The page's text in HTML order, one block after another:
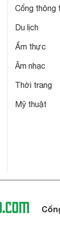
Cổng thông
Du lịch
Ẩm thực
Âm nhạc
Thời trang
Mỹ thuật